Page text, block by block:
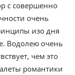
с совершенно
очень
изо дня
Водолею очень
чем это
романтики